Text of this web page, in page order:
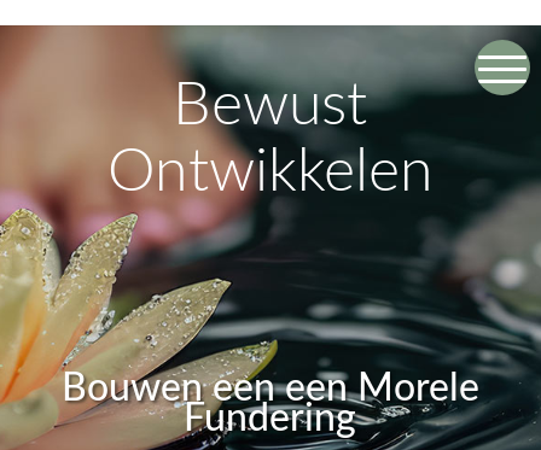
Bewust
Ontwikkelen
Bouwen een een Morele
Fundering